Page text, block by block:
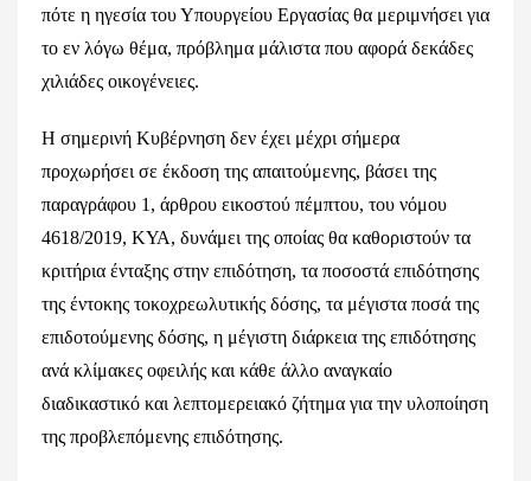
πότε η ηγεσία του Υπουργείου Εργασίας θα μεριμνήσει για
το εν λόγω θέμα, πρόβλημα μάλιστα που αφορά δεκάδες
χιλιάδες οικογένειες.
Η σημερινή Κυβέρνηση δεν έχει μέχρι σήμερα
προχωρήσει σε έκδοση της απαιτούμενης, βάσει της
παραγράφου 1, άρθρου εικοστού πέμπτου, του νόμου
4618/2019, ΚΥΑ, δυνάμει της οποίας θα καθοριστούν τα
κριτήρια ένταξης στην επιδότηση, τα ποσοστά επιδότησης
της έντοκης τοκοχρεωλυτικής δόσης, τα μέγιστα ποσά της
επιδοτούμενης δόσης, η μέγιστη διάρκεια της επιδότησης
ανά κλίμακες οφειλής και κάθε άλλο αναγκαίο
διαδικαστικό και λεπτομερειακό ζήτημα για την υλοποίηση
της προβλεπόμενης επιδότησης.